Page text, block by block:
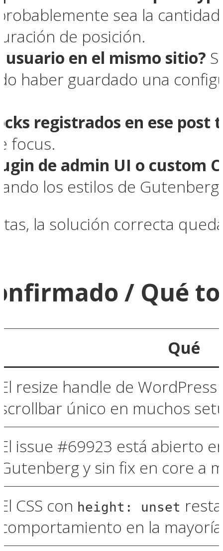
sea la
de posición.
usuario en el mismo sitio?
haber guardado una
registrados en ese post
focus.
de admin UI o custom
los estilos de Gutenberg.
la solución correcta
/ Qué
Qué
El resize handle de
scrollbar único en muchos
El issue #69923 está abierto
Gutenberg y sin fix en core a
El CSS con height: unset
comportamiento en la